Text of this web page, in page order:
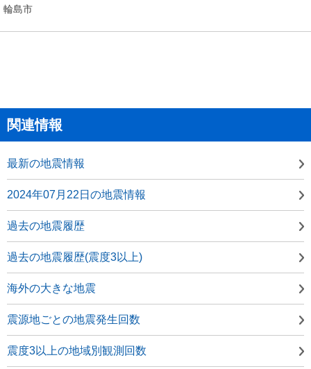
輪島市
関連情報
最新の地震情報
2024年07月22日の地震情報
過去の地震履歴
過去の地震履歴(震度3以上)
海外の大きな地震
震源地ごとの地震発生回数
震度3以上の地域別観測回数